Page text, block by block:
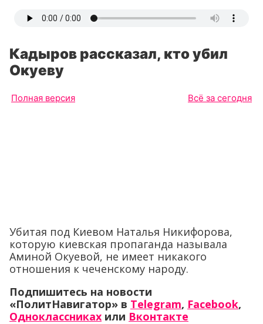
Кадыров рассказал, кто убил
Окуеву
Полная версия Всё за сегодня
Убитая под Киевом Наталья Никифорова,
которую киевская пропаганда называла
Аминой Окуевой, не имеет никакого
отношения к чеченскому народу.
Подпишитесь на новости
«ПолитНавигатор» в Telegram, Facebook,
Одноклассниках или Вконтакте